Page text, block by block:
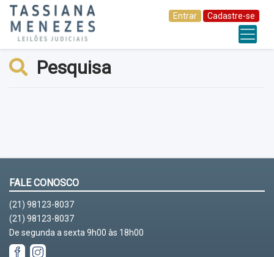
Entrar Cadastre-se
Pesquisa
FALE CONOSCO
(21) 98123-8037
(21) 98123-8037
De segunda a sexta 9h00 às 18h00